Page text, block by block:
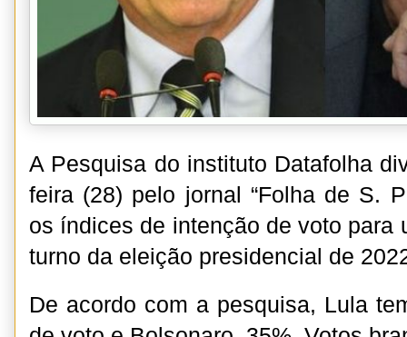
A Pesquisa do instituto Datafolha
feira (28) pelo jornal “Folha de S.
os índices de intenção de voto para
turno da eleição presidencial de
De acordo com a pesquisa, Lula